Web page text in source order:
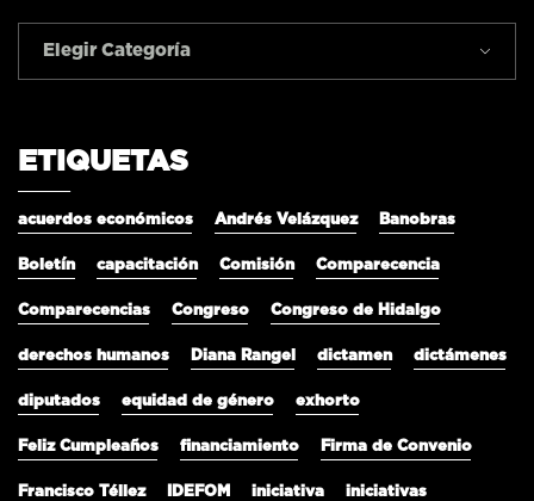
Elegir Categoría
ETIQUETAS
acuerdos económicos Andrés Velázquez Banobras
Boletín capacitación Comisión Comparecencia
Comparecencias Congreso Congreso de Hidalgo
derechos humanos Diana Rangel dictamen dictámenes
diputados equidad de género exhorto
Feliz Cumpleaños financiamiento Firma de Convenio
Francisco Téllez IDEFOM iniciativa iniciativas